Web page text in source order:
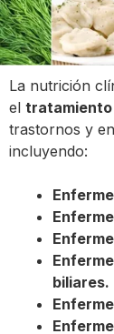
La nutrición
el tratamiento
trastornos y
incluyendo:
biliares.